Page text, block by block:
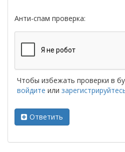
Анти-спам проверка:
Чтобы избежать проверки в
войдите или
Ответить